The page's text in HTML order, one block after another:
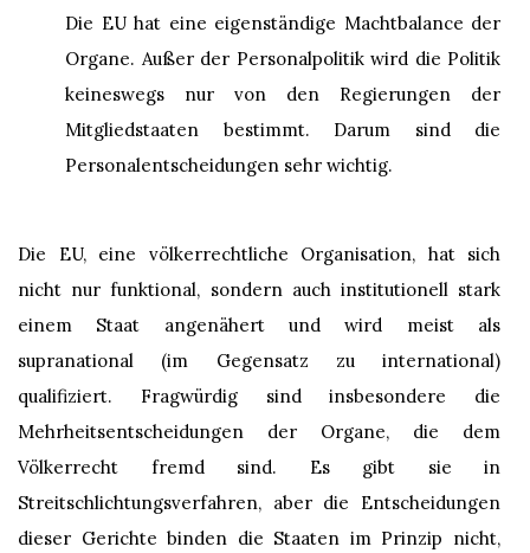
Die EU hat eine eigenständige Machtbalance der
Organe. Außer der Personalpolitik wird die Politik
keineswegs nur von den Regierungen der
Mitgliedstaaten bestimmt. Darum sind die
Personalentscheidungen sehr wichtig.
Die EU, eine völkerrechtliche Organisation, hat sich
nicht nur funktional, sondern auch institutionell stark
einem Staat angenähert und wird meist als
supranational (im Gegensatz zu international)
qualifiziert. Fragwürdig sind insbesondere die
Mehrheitsentscheidungen der Organe, die dem
Völkerrecht fremd sind. Es gibt sie in
Streitschlichtungsverfahren, aber die Entscheidungen
dieser Gerichte binden die Staaten im Prinzip nicht,